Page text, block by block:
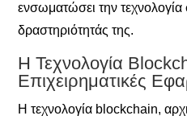
ενσωματώσει την τεχνολογία
δραστηριότητάς της.
Η Τεχνολογία
Επιχειρηματικές
Η τεχνολογία blockchain,